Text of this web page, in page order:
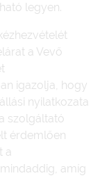
legyen.
a Vevő
igazolja, hogy
nyilatkozata
szolgáltató
érdemlően
a
amíg